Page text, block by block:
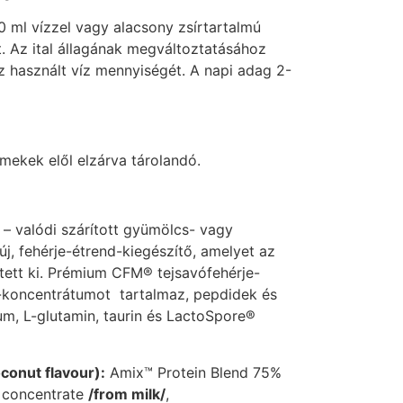
ml vízzel vagy alacsony zsírtartalmú
Az ital állagának megváltoztatásához
használt víz mennyiségét. A napi adag 2-
elől elzárva tárolandó.
valódi szárított gyümölcs- vagy
fehérje-étrend-kiegészítő, amelyet az
ki. Prémium CFM® tejsavófehérje-
tartalmaz, pepdidek és
L-glutamin, taurin és LactoSpore®
flavour): Amix™ Protein Blend 75%
/from milk/,